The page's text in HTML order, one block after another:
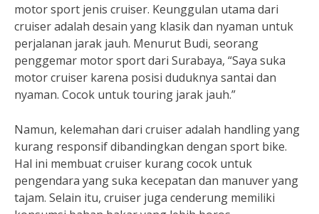
motor sport jenis cruiser. Keunggulan utama dari
cruiser adalah desain yang klasik dan nyaman untuk
perjalanan jarak jauh. Menurut Budi, seorang
penggemar motor sport dari Surabaya, “Saya suka
motor cruiser karena posisi duduknya santai dan
nyaman. Cocok untuk touring jarak jauh.”
Namun, kelemahan dari cruiser adalah handling yang
kurang responsif dibandingkan dengan sport bike.
Hal ini membuat cruiser kurang cocok untuk
pengendara yang suka kecepatan dan manuver yang
tajam. Selain itu, cruiser juga cenderung memiliki